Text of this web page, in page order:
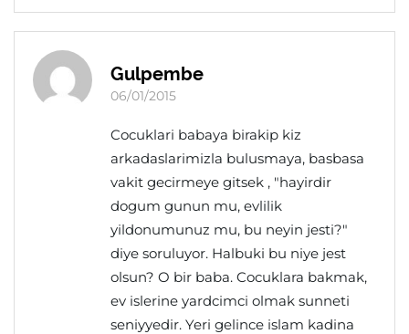
Gulpembe
06/01/2015
Cocuklari babaya birakip kiz
arkadaslarimizla bulusmaya, basbasa
vakit gecirmeye gitsek , "hayirdir
dogum gunun mu, evlilik
yildonumunuz mu, bu neyin jesti?"
diye soruluyor. Halbuki bu niye jest
olsun? O bir baba. Cocuklara bakmak,
ev islerine yardcimci olmak sunneti
seniyyedir. Yeri gelince islam kadina